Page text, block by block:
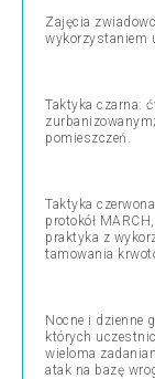
Zajęcia
wykorzystaniem
Taktyka czarna:
pomieszczeń.
Taktyka
protokół
praktyka z
tamowania
Nocne i dzienne
których
wieloma
atak na bazę